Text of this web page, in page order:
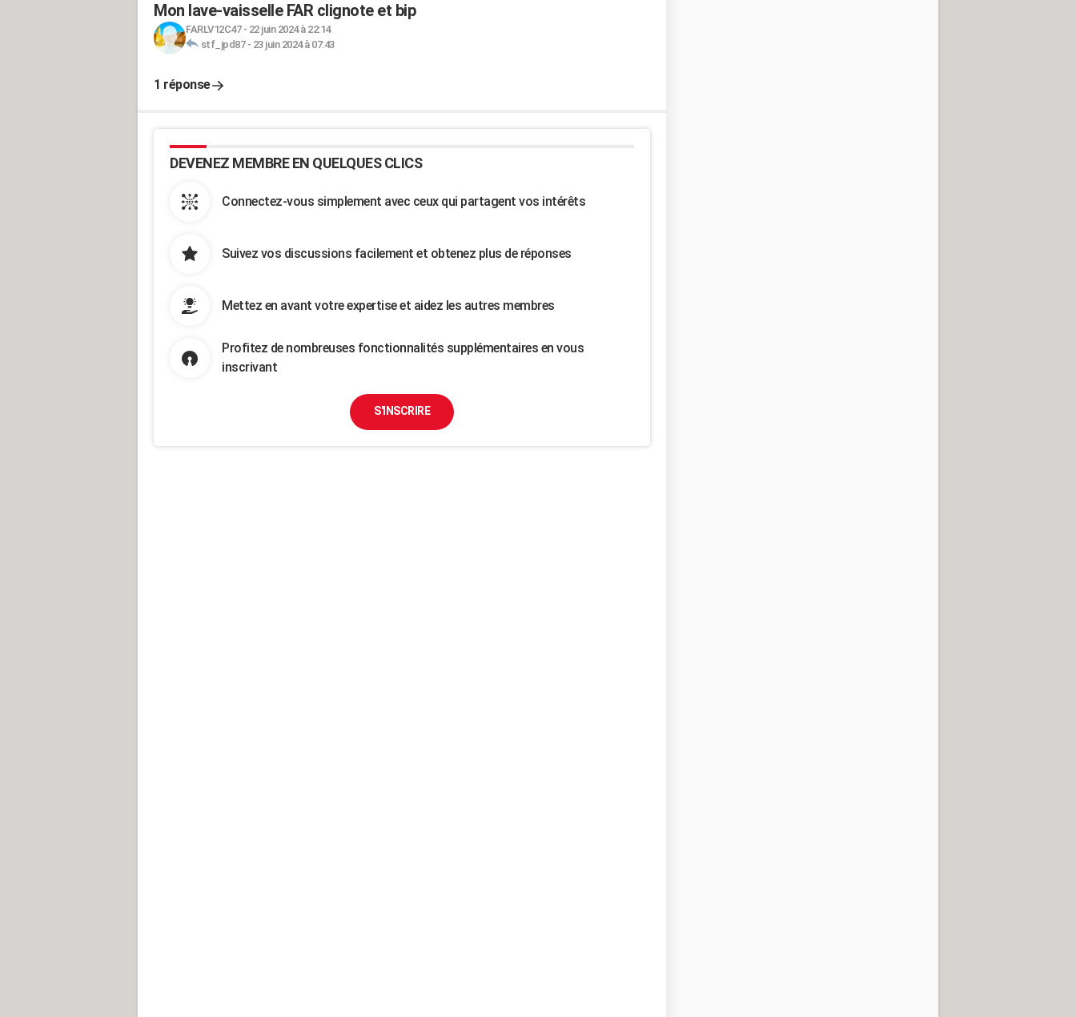
Mon lave-vaisselle FAR clignote et bip
FARLV12C47- 22 juin 2024 à 22:14
stf_jpd87- 23 juin 2024 à 07:43
1 réponse
DEVENEZ MEMBRE EN QUELQUES CLICS
Connectez-vous simplement avec ceux qui partagent vos intérêts
Suivez vos discussions facilement et obtenez plus de réponses
Mettez en avant votre expertise et aidez les autres membres
Profitez de nombreuses fonctionnalités supplémentaires en vous
inscrivant
S'INSCRIRE